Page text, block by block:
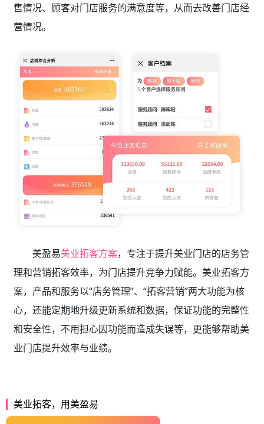
售情况、顾客对门店服务的满意度等，从而去改善门店经
营情况。
美盈易美业拓客方案，专注于提升美业门店的店务管
理和营销拓客效率，为门店提升竞争力赋能。美业拓客方
案，产品和服务以“店务管理”、“拓客营销”两大功能为核
心，还能定期地升级更新系统和数据，保证功能的完整性
和安全性，不用担心因功能而造成失误等，更能够帮助美
业门店提升效率与业绩。
美业拓客，用美盈易